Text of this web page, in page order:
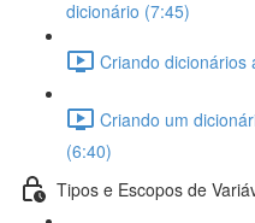
dicionário (7:45)
Criando dicionários
Criando um
(6:40)
Tipos e Escopos de